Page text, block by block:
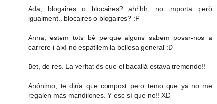
Ada, blogaires o blocaires? ahhhh, no importa però
igualment.. blocaires o blogaires? :P
Anna, estem tots bé perque alguns sabem posar-nos a
darrere i així no espatllem la bellesa general :D
Bet, de res. La veritat és que el bacallà estava tremendo!!
Anónimo, te diría que compost pero temo que ya no me
regalen más mandilones. Y eso sí que no!! XD